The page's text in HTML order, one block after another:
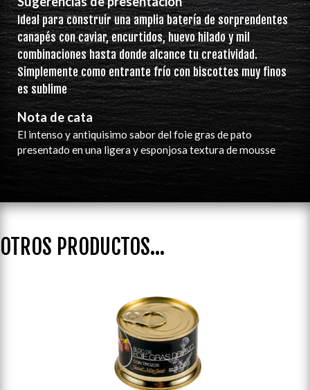
Ideal para construir una amplia batería de sorprendentes
canapés con caviar, encurtidos, huevo hilado y mil
combinaciones hasta donde alcance tu creatividad.
Simplemente como entrante frío con biscottes muy finos
es sublime
Nota de cata
El intenso y antiquisimo sabor del foie gras de pato
presentado en una ligera y esponjosa textura de mousse
OTROS PRODUCTOS...